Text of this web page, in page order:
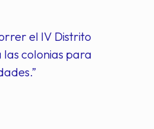
el IV Distrito
las colonias para